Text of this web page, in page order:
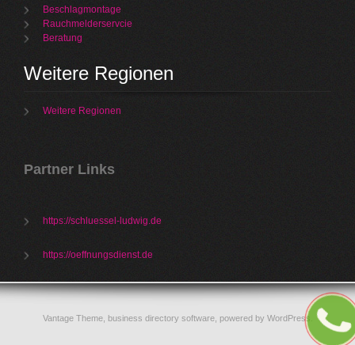
Beschlagmontage
Rauchmelderservcie
Beratung
Weitere Regionen
Weitere Regionen
Partner Links
https://schluessel-ludwig.de
https://oeffnungsdienst.de
Vantage Theme, business directory software, powered by WordPress